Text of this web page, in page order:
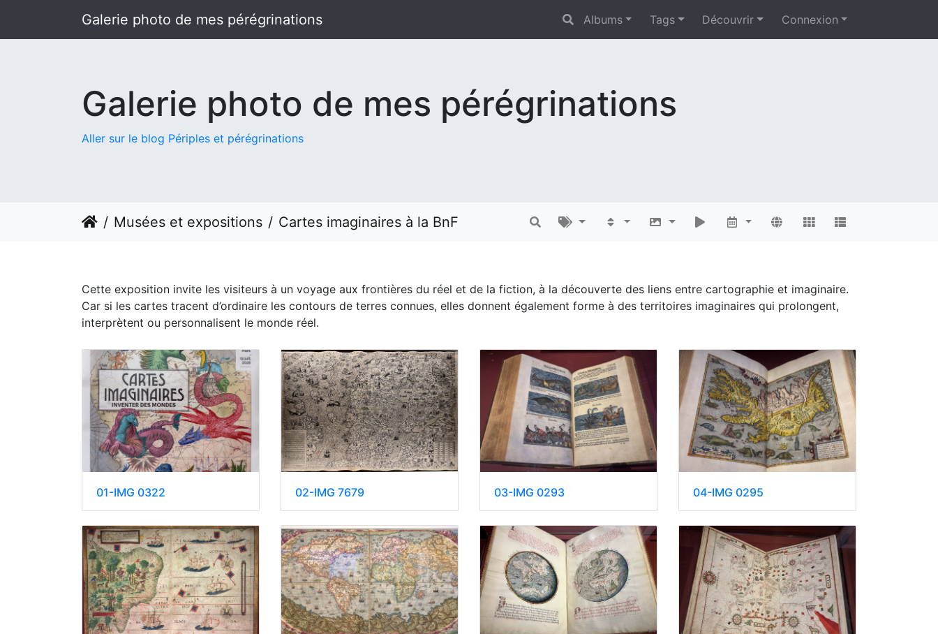
Galerie photo de mes pérégrinations Albums Tags Découvrir Connexion
Galerie photo de mes pérégrinations
Aller sur le blog Périples et pérégrinations
Musées et expositions Cartes imaginaires à la BnF
Cette exposition invite les visiteurs à un voyage aux frontières du réel et de la fiction, à la découverte des liens entre cartographie et imaginaire.
Car si les cartes tracent d’ordinaire les contours de terres connues, elles donnent également forme à des territoires imaginaires qui prolongent,
interprètent ou personnalisent le monde réel.
01-IMG 0322 02-IMG 7679 03-IMG 0293 04-IMG 0295